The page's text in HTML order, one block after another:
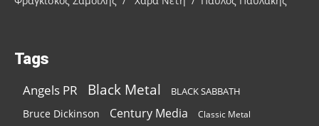
Tags
Angels PR Black Metal BLACK SABBATH
Bruce Dickinson Century Media Classic Metal